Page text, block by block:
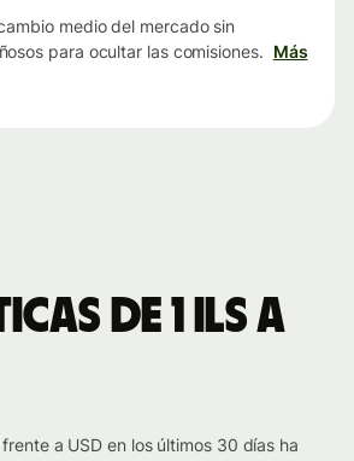
medio del mercado sin
para ocultar las comisiones. Más
de 1 ILS a
a USD en los últimos 30 días ha